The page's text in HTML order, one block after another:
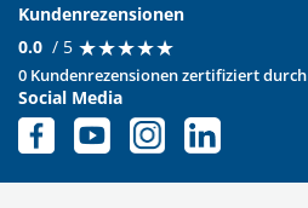
Kundenrezensionen
0.0 / 5 ★★★★★
★★★★★
0 Kundenrezensionen zertifiziert durch
Social Media